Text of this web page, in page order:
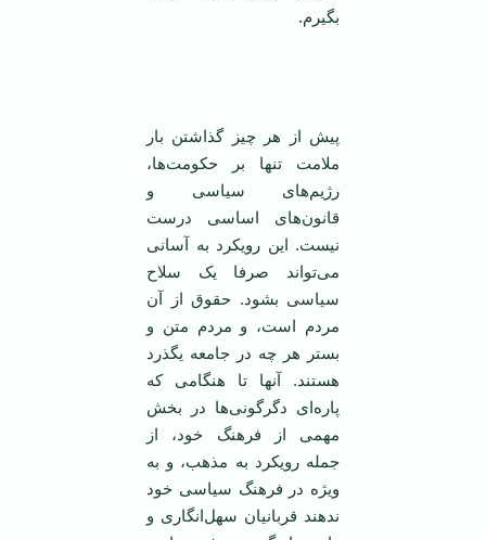
بگیرم.
پیش از هر چیز گذاشتن بار
ملامت تنها بر حکومت‌ها،
رژیم‌های سیاسی و
قانون‌های اساسی درست
نیست. این رویکرد به آسانی
می‌تواند صرفا یک سلاح
سیاسی بشود. حقوق از آن
مردم است، و مردم متن و
بستر هر چه در جامعه یگذرد
هستند. آنها تا هنگامی که
پاره‌ای دگرگونی‌ها در بخش
مهمی از فرهنگ خود، از
جمله رویکرد به مذهب، و به
ویژه در فرهنگ سیاسی خود
ندهند قربانیان سهل‌انگاری و